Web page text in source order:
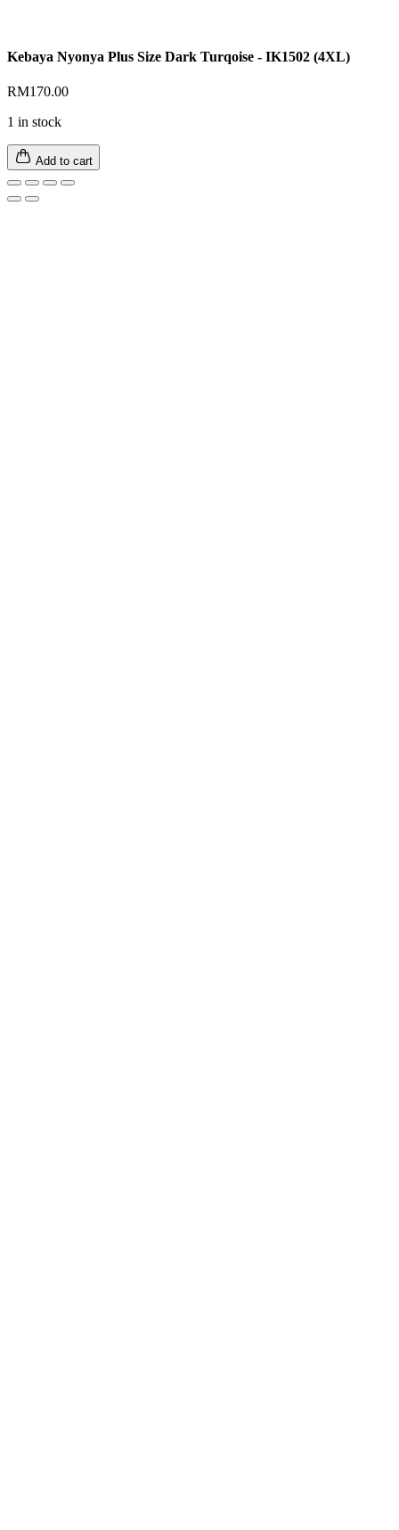
Kebaya Nyonya Plus Size Dark Turqoise - IK1502 (4XL)
RM170.00
1 in stock
Add to cart